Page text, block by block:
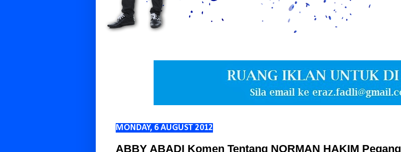
MONDAY, 6 AUGUST 2012
ABBY ABADI Komen Tentang NORMAN HAKIM Pegang